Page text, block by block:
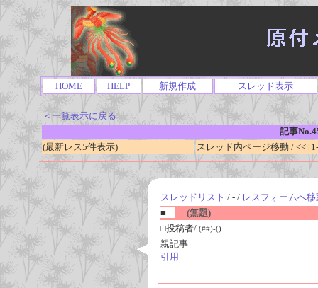
HOME HELP 新規作成 スレッド表示
＜一覧表示に戻る
記事
(最新レス5件表示)
スレッド内ページ移動 / <<
スレッドリスト / - / レスフォームへ移
■
(無題)
□投稿者/ (##)-()
親記事
引用